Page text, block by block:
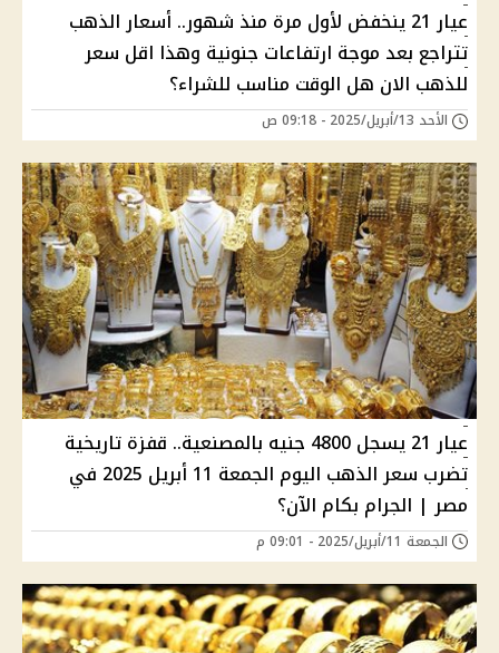
عيار 21 ينخفض لأول مرة منذ شهور.. أسعار الذهب
تتراجع بعد موجة ارتفاعات جنونية وهذا اقل سعر
للذهب الان هل الوقت مناسب للشراء؟
الأحد 13/أبريل/2025 - 09:18 ص
عيار 21 يسجل 4800 جنيه بالمصنعية.. قفزة تاريخية
تضرب سعر الذهب اليوم الجمعة 11 أبريل 2025 في
مصر | الجرام بكام الآن؟
الجمعة 11/أبريل/2025 - 09:01 م